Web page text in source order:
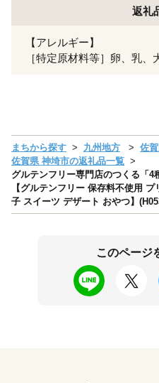
返礼
【アレルギー】
［特定原材料等］卵、乳、
まちから探す 九州地方
佐
佐賀県 神埼市の返礼品一覧
グルテンフリー専門店のつくる「4
【グルテンフリー 保存料不使用
子 スイーツ デザート おやつ】
このページ